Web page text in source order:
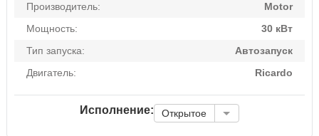
Производитель:
Motor
Мощность:
30 кВт
Тип запуска:
Автозапуск
Двигатель:
Ricardo
Исполнение: Открытое